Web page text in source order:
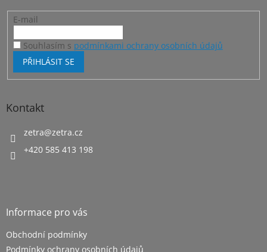
E-mail
Souhlasím s podmínkami ochrany osobních údajů
PŘIHLÁSIT SE
Kontakt
zetra@zetra.cz
+420 585 413 198
Informace pro vás
Obchodní podmínky
Podmínky ochrany osobních údajů